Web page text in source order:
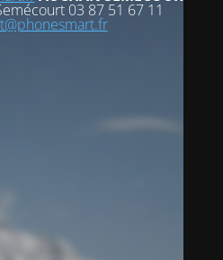
03 87 51 67 11